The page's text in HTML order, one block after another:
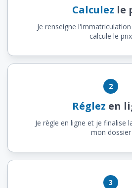
Calculez le
Je renseigne
calcule le prix
2
Réglez en
Je règle en ligne et je finalise
mon dossier
3